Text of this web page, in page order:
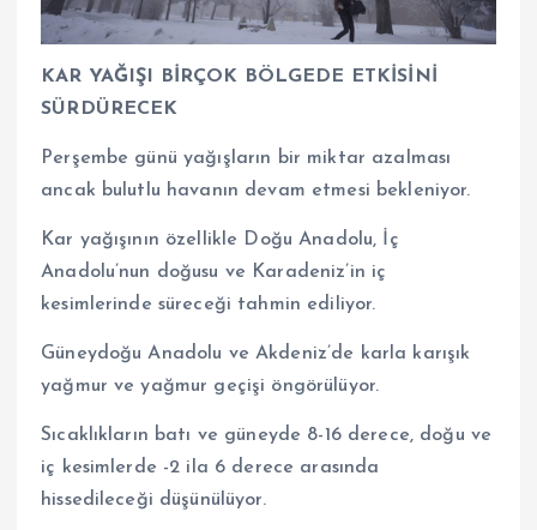
KAR YAĞIŞI BİRÇOK BÖLGEDE ETKİSİNİ
SÜRDÜRECEK
Perşembe günü yağışların bir miktar azalması
ancak bulutlu havanın devam etmesi bekleniyor.
Kar yağışının özellikle Doğu Anadolu, İç
Anadolu’nun doğusu ve Karadeniz’in iç
kesimlerinde süreceği tahmin ediliyor.
Güneydoğu Anadolu ve Akdeniz’de karla karışık
yağmur ve yağmur geçişi öngörülüyor.
Sıcaklıkların batı ve güneyde 8-16 derece, doğu ve
iç kesimlerde -2 ila 6 derece arasında
hissedileceği düşünülüyor.